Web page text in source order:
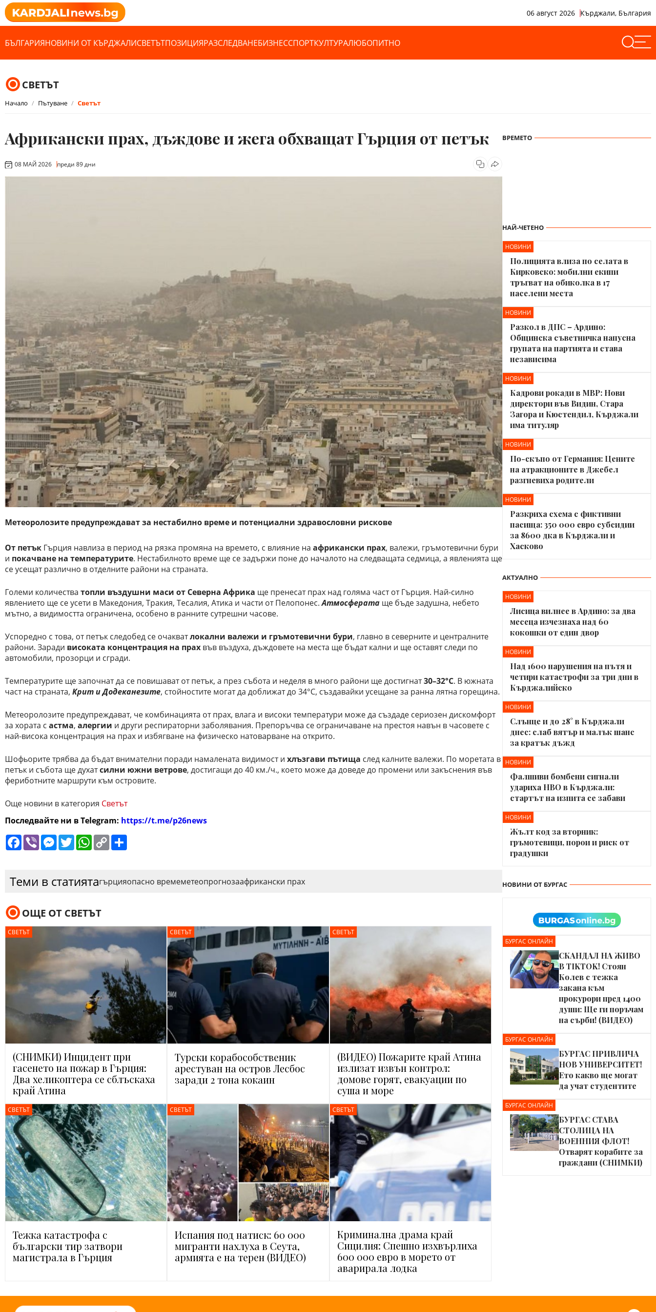
06 август 2026 Кърджали, България
БЪЛГАРИЯНОВИНИ ОТ КЪРДЖАЛИСВЕТЪТПОЗИЦИЯРАЗСЛЕДВАНЕБИЗНЕССПОРТКУЛТУРАЛЮБОПИТНО
СВЕТЪТ
Начало Пътуване Светът
Африкански прах, дъждове и жега обхващат Гърция от петък
08 МАЙ 2026 преди 89 дни
Метеоролозите предупреждават за нестабилно време и потенциални здравословни рискове
От петък Гърция навлиза в период на рязка промяна на времето, с влияние на африкански прах, валежи, гръмотевични бури
и покачване на температурите. Нестабилното време ще се задържи поне до началото на следващата седмица, а явленията ще
се усещат различно в отделните райони на страната.
Големи количества топли въздушни маси от Северна Африка ще пренесат прах над голяма част от Гърция. Най-силно
явлението ще се усети в Македония, Тракия, Тесалия, Атика и части от Пелопонес. Атмосферата ще бъде задушна, небето
мътно, а видимостта ограничена, особено в ранните сутрешни часове.
Успоредно с това, от петък следобед се очакватлокални валежи и гръмотевични бури, главно в северните и централните
райони. Заради високата концентрация на прах във въздуха, дъждовете на места ще бъдат кални и ще оставят следи по
автомобили, прозорци и сгради.
Температурите ще започнат да се повишават от петък, а през събота и неделя в много райони ще достигнат30–32°C. В южната
част на страната, Крит и Додеканезите, стойностите могат да доближат до 34°C, създавайки усещане за ранна лятна горещина.
Метеоролозите предупреждават, че комбинацията от прах, влага и високи температури може да създаде сериозен дискомфорт
за хората с астма, алергии и други респираторни заболявания. Препоръчва се ограничаване на престоя навън в часовете с
най-висока концентрация на прах и избягване на физическо натоварване на открито.
Шофьорите трябва да бъдат внимателни поради намалената видимост и хлъзгави пътища след калните валежи. По моретата в
петък и събота ще духатсилни южни ветрове, достигащи до 40 км./ч., което може да доведе до промени или закъснения във
фериботните маршрути към островите.
Още новини в категория Светът
Последвайте ни в Telegram: https://t.me/p26news
Facebook
ViberMessenger
TwitterWhatsApp
Copy
Link
Теми в статиятагърцияопасно времеметеопрогнозаафрикански прах
ОЩЕ ОТ СВЕТЪТ
СВЕТЪТ
(СНИМКИ) Инцидент при
гасенето на пожар в Гърция:
Два хеликоптера се сблъскаха
край Атина
СВЕТЪТ
Турски корабособственик
арестуван на остров Лесбос
заради 2 тона кокаин
СВЕТЪТ
(ВИДЕО) Пожарите край Атина
излизат извън контрол:
домове горят, евакуации по
суша и море
СВЕТЪТ
Тежка катастрофа с
български тир затвори
магистрала в Гърция
СВЕТЪТ
Испания под натиск: 60 000
мигранти нахлуха в Сеута,
армията е на терен (ВИДЕО)
СВЕТЪТ
Криминална драма край
Сицилия: Спешно изхвърлиха
600 000 евро в морето от
аварирала лодка
ВРЕМЕТО
НАЙ-ЧЕТЕНО
НОВИНИ
Полицията влиза по селата в
Кирковско: мобилни екипи
тръгват на обиколка в 17
населени места
НОВИНИ
Разкол в ДПС – Ардино:
Общинска съветничка напусна
групата на партията и става
независима
НОВИНИ
Кадрови рокади в МВР: Нови
директори във Видин, Стара
Загора и Кюстендил, Кърджали
има титуляр
НОВИНИ
По-скъпо от Германия: Цените
на атракционите в Джебел
разгневиха родители
НОВИНИ
Разкриха схема с фиктивни
пасища: 350 000 евро субсидии
за 8600 дка в Кърджали и
Хасково
АКТУАЛНО
НОВИНИ
Лисица вилнее в Ардино: за два
месеца изчезнаха над 60
кокошки от един двор
НОВИНИ
Над 1600 нарушения на пътя и
четири катастрофи за три дни в
Кърджалийско
НОВИНИ
Слънце и до 28° в Кърджали
днес: слаб вятър и малък шанс
за кратък дъжд
НОВИНИ
Фалшиви бомбени сигнали
удариха НВО в Кърджали:
стартът на изпита се забави
НОВИНИ
Жълт код за вторник:
гръмотевици, порои и риск от
градушки
НОВИНИ ОТ БУРГАС
БУРГАС ОНЛАЙН
СКАНДАЛ НА ЖИВО
В TIKTOK! Стоян
Колев с тежка
закана към
прокурори пред 1400
души: Ще ги поръчам
на сърби! (ВИДЕО)
БУРГАС ОНЛАЙН
БУРГАС ПРИВЛИЧА
НОВ УНИВЕРСИТЕТ!
Ето какво ще могат
да учат студентите
БУРГАС ОНЛАЙН
БУРГАС СТАВА
СТОЛИЦА НА
ВОЕННИЯ ФЛОТ!
Отварят корабите за
граждани (СНИМКИ)